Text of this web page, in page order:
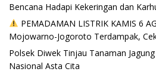
Bencana Hadapi Kekeringan dan
PEMADAMAN LISTRIK KAMIS 6
Mojowarno-Jogoroto Terdampak,
Polsek Diwek Tinjau Tanaman
Nasional Asta Cita